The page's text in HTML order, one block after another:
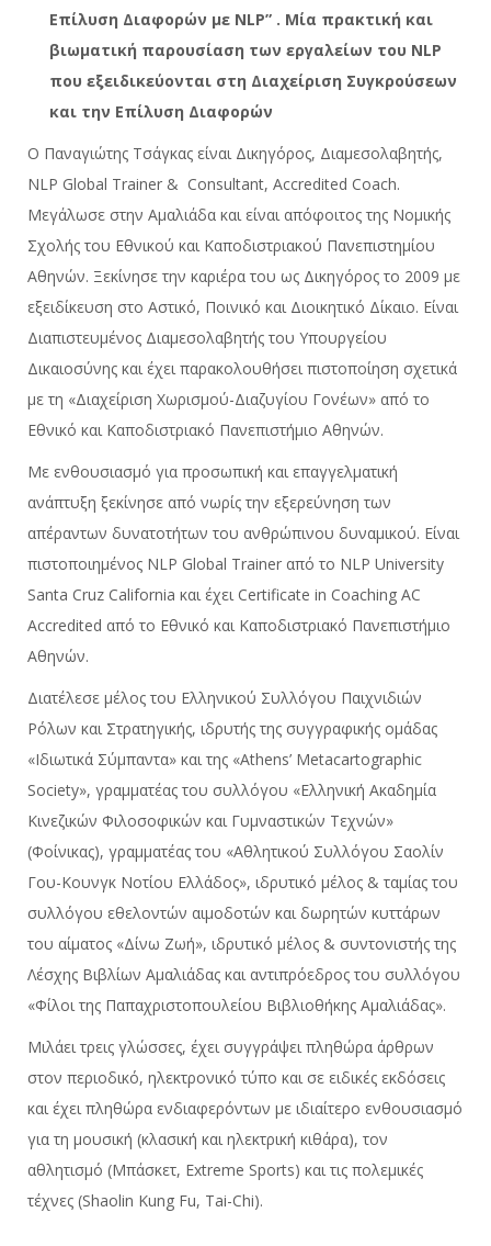
Επίλυση Διαφορών με NLP” . Μία πρακτική και
βιωματική παρουσίαση των εργαλείων του NLP
που εξειδικεύονται στη Διαχείριση Συγκρούσεων
και την Επίλυση Διαφορών
Ο Παναγιώτης Τσάγκας είναι Δικηγόρος, Διαμεσολαβητής,
NLP Global Trainer & Consultant, Accredited Coach.
Mεγάλωσε στην Αμαλιάδα και είναι απόφοιτος της Νομικής
Σχολής του Εθνικού και Καποδιστριακού Πανεπιστημίου
Αθηνών. Ξεκίνησε την καριέρα του ως Δικηγόρος το 2009 με
εξειδίκευση στο Αστικό, Ποινικό και Διοικητικό Δίκαιο. Είναι
Διαπιστευμένος Διαμεσολαβητής του Υπουργείου
Δικαιοσύνης και έχει παρακολουθήσει πιστοποίηση σχετικά
με τη «Διαχείριση Χωρισμού-Διαζυγίου Γονέων» από το
Εθνικό και Καποδιστριακό Πανεπιστήμιο Αθηνών.
Με ενθουσιασμό για προσωπική και επαγγελματική
ανάπτυξη ξεκίνησε από νωρίς την εξερεύνηση των
απέραντων δυνατοτήτων του ανθρώπινου δυναμικού. Είναι
πιστοποιημένος NLP Global Trainer από το NLP University
Santa Cruz California και έχει Certificate in Coaching AC
Accredited από το Εθνικό και Καποδιστριακό Πανεπιστήμιο
Αθηνών.
Διατέλεσε μέλος του Ελληνικού Συλλόγου Παιχνιδιών
Ρόλων και Στρατηγικής, ιδρυτής της συγγραφικής ομάδας
«Ιδιωτικά Σύμπαντα» και της «Athens’ Metacartographic
Society», γραμματέας του συλλόγου «Ελληνική Ακαδημία
Κινεζικών Φιλοσοφικών και Γυμναστικών Τεχνών»
(Φοίνικας), γραμματέας του «Αθλητικού Συλλόγου Σαολίν
Γου-Κουνγκ Νοτίου Ελλάδος», ιδρυτικό μέλος & ταμίας του
συλλόγου εθελοντών αιμοδοτών και δωρητών κυττάρων
του αίματος «Δίνω Ζωή», ιδρυτικό μέλος & συντονιστής της
Λέσχης Βιβλίων Αμαλιάδας και αντιπρόεδρος του συλλόγου
«Φίλοι της Παπαχριστοπουλείου Βιβλιοθήκης Αμαλιάδας».
Μιλάει τρεις γλώσσες, έχει συγγράψει πληθώρα άρθρων
στον περιοδικό, ηλεκτρονικό τύπο και σε ειδικές εκδόσεις
και έχει πληθώρα ενδιαφερόντων με ιδιαίτερο ενθουσιασμό
για τη μουσική (κλασική και ηλεκτρική κιθάρα), τον
αθλητισμό (Μπάσκετ, Extreme Sports) και τις πολεμικές
τέχνες (Shaolin Kung Fu, Tai-Chi).